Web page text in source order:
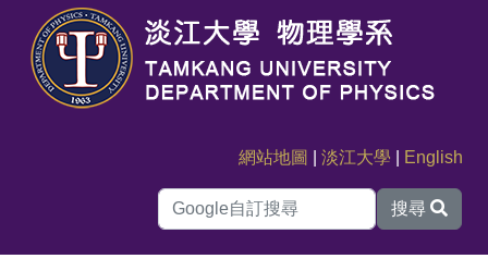
網站地圖 |淡江大學 English
搜尋